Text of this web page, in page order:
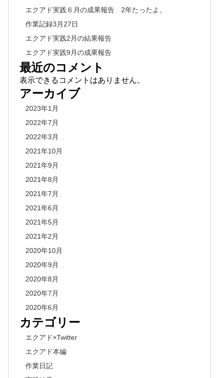
エクアド実践６月の成果報告 2年たったよ。
作業記録3月27日
エクアド実践2月の結果報告
エクアド実践9月の成果報告
最近のコメント
表示できるコメントはありません。
アーカイブ
2023年1月
2022年7月
2022年3月
2021年10月
2021年9月
2021年8月
2021年7月
2021年6月
2021年5月
2021年2月
2020年10月
2020年9月
2020年8月
2020年7月
2020年6月
カテゴリー
エクアド×Twitter
エクアド本編
作業日記